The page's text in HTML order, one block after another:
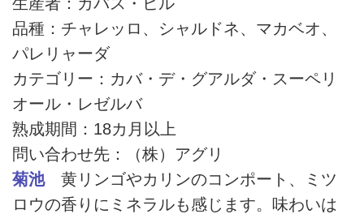
品種：チャレッロ、シャルドネ、マカベオ、
パレリャーダ
カテゴリー：カバ・デ・グアルダ・スーペリ
オール・レゼルバ
熟成期間：18カ月以上
問い合わせ先：（株）アグリ
菊池黄リンゴやカリンのコンポート、ミツ
ロウの香りにミネラルも感じます。味わいは